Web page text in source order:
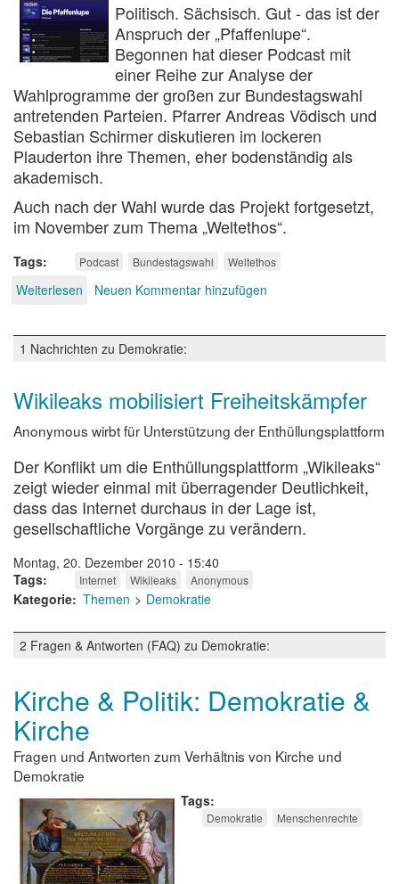
Politisch. Sächsisch. Gut - das ist der
Anspruch der „Pfaffenlupe“.
Begonnen hat dieser Podcast mit
einer Reihe zur Analyse der
Wahlprogramme der großen zur Bundestagswahl
antretenden Parteien. Pfarrer Andreas Vödisch und
Sebastian Schirmer diskutieren im lockeren
Plauderton ihre Themen, eher bodenständig als
akademisch.
Auch nach der Wahl wurde das Projekt fortgesetzt,
im November zum Thema „Weltethos“.
Tags Podcast Bundestagswahl Weltethos
Weiterlesen über
Neuen Kommentar hinzufügen
1 Nachrichten zu Demokratie:
Wikileaks mobilisiert Freiheitskämpfer
Anonymous wirbt für Unterstützung der Enthüllungsplattform
Der Konflikt um die Enthüllungsplattform „Wikileaks“
zeigt wieder einmal mit überragender Deutlichkeit,
dass das Internet durchaus in der Lage ist,
gesellschaftliche Vorgänge zu verändern.
Montag, 20. Dezember 2010 - 15:40
Tags
Internet Wikileaks Anonymous
Kategorie Themen Demokratie
2 Fragen & Antworten (FAQ) zu Demokratie:
Kirche & Politik: Demokratie &
Kirche
Fragen und Antworten zum Verhältnis von Kirche und
Demokratie
Tags
Demokratie Menschenrechte